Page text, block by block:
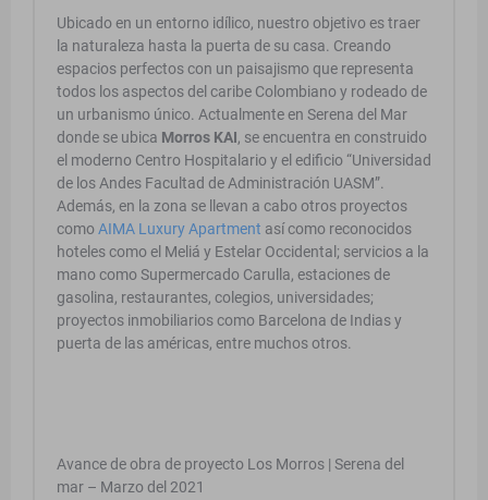
Ubicado en un entorno idílico, nuestro objetivo es traer
la naturaleza hasta la puerta de su casa. Creando
espacios perfectos con un paisajismo que representa
todos los aspectos del caribe Colombiano y rodeado de
un urbanismo único. Actualmente en Serena del Mar
donde se ubica Morros KAI, se encuentra en construido
el moderno Centro Hospitalario y el edificio “Universidad
de los Andes Facultad de Administración UASM”.
Además, en la zona se llevan a cabo otros proyectos
comoAIMA Luxury Apartment así como reconocidos
hoteles como el Meliá y Estelar Occidental; servicios a la
mano como Supermercado Carulla, estaciones de
gasolina, restaurantes, colegios, universidades;
proyectos inmobiliarios como Barcelona de Indias y
puerta de las américas, entre muchos otros.
Avance de obra de proyecto Los Morros | Serena del
mar – Marzo del 2021